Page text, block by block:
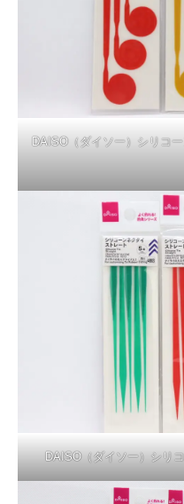
DAISO（ダイソー）シリコ
DAISO（ダイソー）シリ